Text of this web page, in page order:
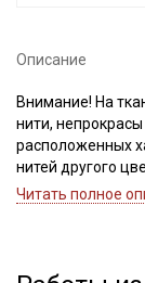
Описание
Внимание! На
нити,
расположенных
нитей другого
При продаже,
исправился.
Читать полное